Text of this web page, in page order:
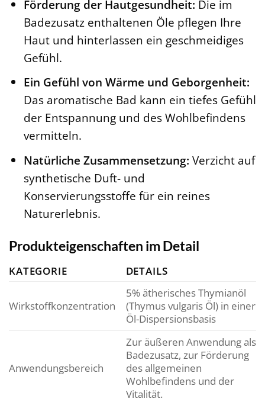
Förderung der Hautgesundheit: Die im
Badezusatz enthaltenen Öle pflegen Ihre
Haut und hinterlassen ein geschmeidiges
Gefühl.
Ein Gefühl von Wärme und Geborgenheit:
Das aromatische Bad kann ein tiefes Gefühl
der Entspannung und des Wohlbefindens
vermitteln.
Natürliche Zusammensetzung: Verzicht auf
synthetische Duft- und
Konservierungsstoffe für ein reines
Naturerlebnis.
Produkteigenschaften im Detail
KATEGORIE DETAILS
Wirkstoffkonzentration
5% ätherisches Thymianöl
(Thymus vulgaris Öl) in einer
Öl-Dispersionsbasis
Anwendungsbereich
Zur äußeren Anwendung als
Badezusatz, zur Förderung
des allgemeinen
Wohlbefindens und der
Vitalität.